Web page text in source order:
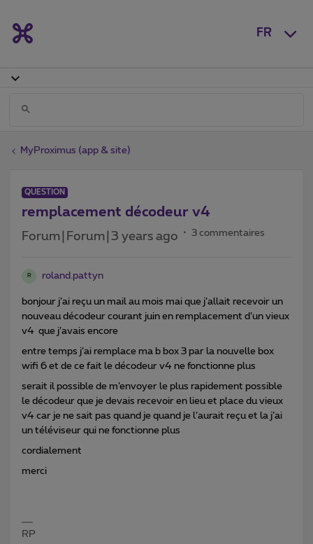
FR
MyProximus (app & site)
QUESTION
remplacement décodeur v4
Forum|Forum|3 years ago 3 commentaires
R roland.pattyn
bonjour j’ai reçu un mail au mois mai que j’allait recevoir un
nouveau décodeur courant juin en remplacement d’un vieux
v4 que j’avais encore
entre temps j’ai remplace ma b box 3 par la nouvelle box
wifi 6 et de ce fait le décodeur v4 ne fonctionne plus
serait il possible de m’envoyer le plus rapidement possible
le décodeur que je devais recevoir en lieu et place du vieux
v4 car je ne sait pas quand je quand je l’aurait reçu et la j’ai
un téléviseur qui ne fonctionne plus
cordialement
merci
RP